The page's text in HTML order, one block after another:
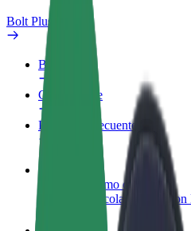
Bolt Plus
Beneficios
Cómo unirse
Preguntas frecuentes
Colaborar como conductor
Gana dinero colaborando